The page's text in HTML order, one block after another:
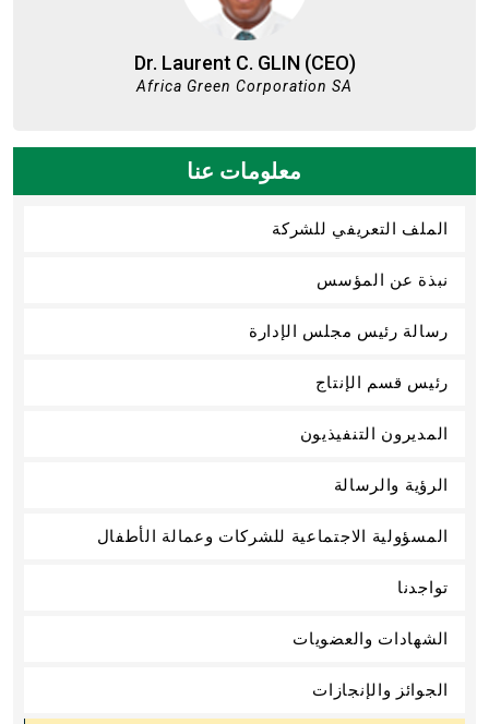
Dr. Laurent C. GLIN (CEO)
Africa Green Corporation SA
معلومات عنا
الملف التعريفي للشركة
نبذة عن المؤسس
رسالة رئيس مجلس الإدارة
رئيس قسم الإنتاج
المديرون التنفيذيون
الرؤية والرسالة
المسؤولية الاجتماعية للشركات وعمالة الأطفال
تواجدنا
الشهادات والعضويات
الجوائز والإنجازات